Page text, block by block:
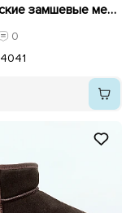
Угги женские замшевые мех 596183 Черные
0
4041